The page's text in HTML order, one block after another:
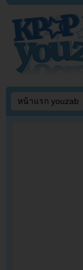
หน้าแรก youzab